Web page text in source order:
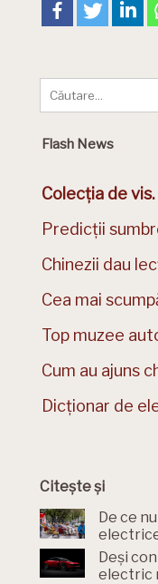
Flash News
Colecția de
Predicții
Chinezii dau
Cea mai
Top muzee
Cum au ajuns
Dicționar de
Citește și
De ce
Deși
electric